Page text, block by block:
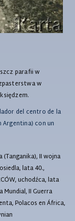
parafii w
w
del centro de la
con un
(Tanganika), II wojna
lata 40.,
uchodźca, lata
II Guerra
Polacos en África,